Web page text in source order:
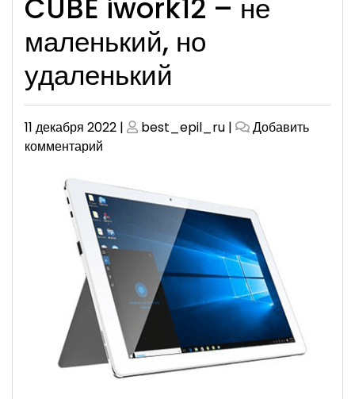
CUBE iwork12 – не
маленький, но
удаленький
Опубликовано
11 декабря 2022 | Опубликовано
best_epil_ru |
Добавить
комментарий
iwork12
–
не
маленький,
но
удаленький